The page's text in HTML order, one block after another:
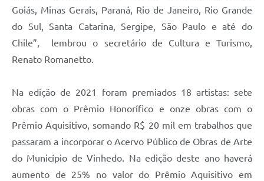
Goiás, Minas Gerais, Paraná, Rio de Janeiro, Rio Grande
do Sul, Santa Catarina, Sergipe, São Paulo e até do
Chile”, lembrou o secretário de Cultura e Turismo,
Renato Romanetto.
Na edição de 2021 foram premiados 18 artistas: sete
obras com o Prêmio Honorífico e onze obras com o
Prêmio Aquisitivo, somando R$ 20 mil em trabalhos que
passaram a incorporar o Acervo Público de Obras de Arte
do Município de Vinhedo. Na edição deste ano haverá
aumento de 25% no valor do Prêmio Aquisitivo em